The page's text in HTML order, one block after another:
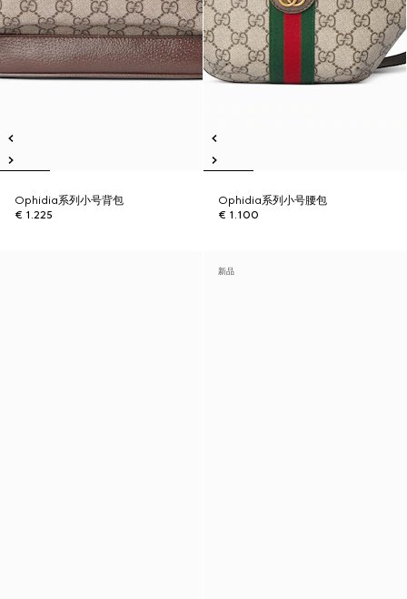
Ophidia系列小号背包
€ 1.225
Ophidia系列小号腰包
€ 1.100
新品